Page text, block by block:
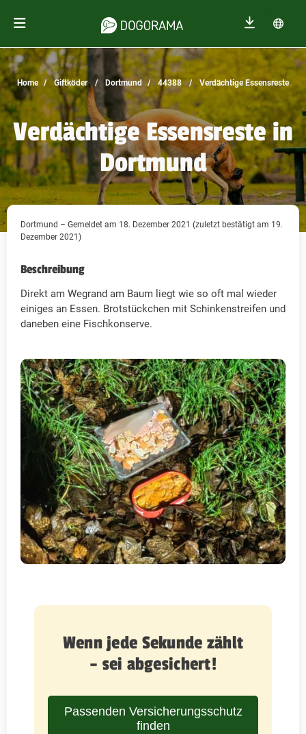
Home Giftköder Dortmund 44388 Verdächtige Essensreste
Verdächtige Essensreste in
Dortmund
Dortmund – Gemeldet am 18. Dezember 2021 (zuletzt bestätigt am 19.
Dezember 2021)
Beschreibung
Direkt am Wegrand am Baum liegt wie so oft mal wieder
einiges an Essen. Brotstückchen mit Schinkenstreifen und
daneben eine Fischkonserve.
Wenn jede Sekunde zählt
– sei abgesichert!
Passenden Versicherungsschutz
finden